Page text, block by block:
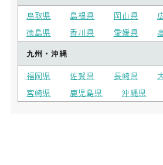
鳥取県
島根県 岡山県
徳島県
香川県 愛媛県
九州・沖縄
福岡県
佐賀県 長崎県
宮崎県
鹿児島県 沖縄県